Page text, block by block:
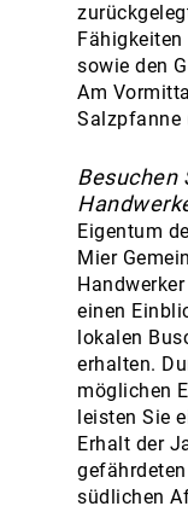
sowie den
Am
Salzpfanne
Besuchen
Eigentum
Mier
einen
lokalen
erhalten.
möglichen
leisten Sie
Erhalt der
südlichen